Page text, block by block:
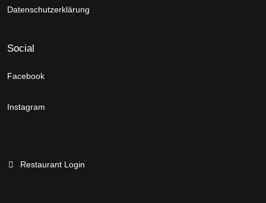
Datenschutzerklärung
Social
Facebook
Instagram
Restaurant Login